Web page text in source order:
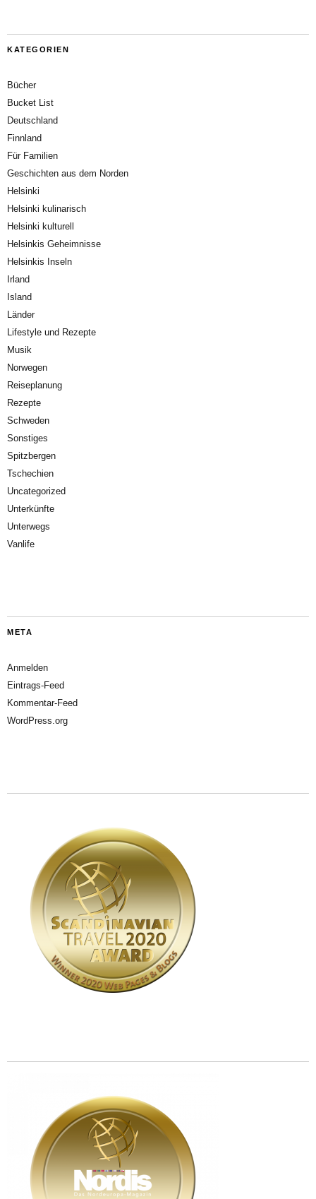
KATEGORIEN
Bücher
Bucket List
Deutschland
Finnland
Für Familien
Geschichten aus dem Norden
Helsinki
Helsinki kulinarisch
Helsinki kulturell
Helsinkis Geheimnisse
Helsinkis Inseln
Irland
Island
Länder
Lifestyle und Rezepte
Musik
Norwegen
Reiseplanung
Rezepte
Schweden
Sonstiges
Spitzbergen
Tschechien
Uncategorized
Unterkünfte
Unterwegs
Vanlife
META
Anmelden
Eintrags-Feed
Kommentar-Feed
WordPress.org